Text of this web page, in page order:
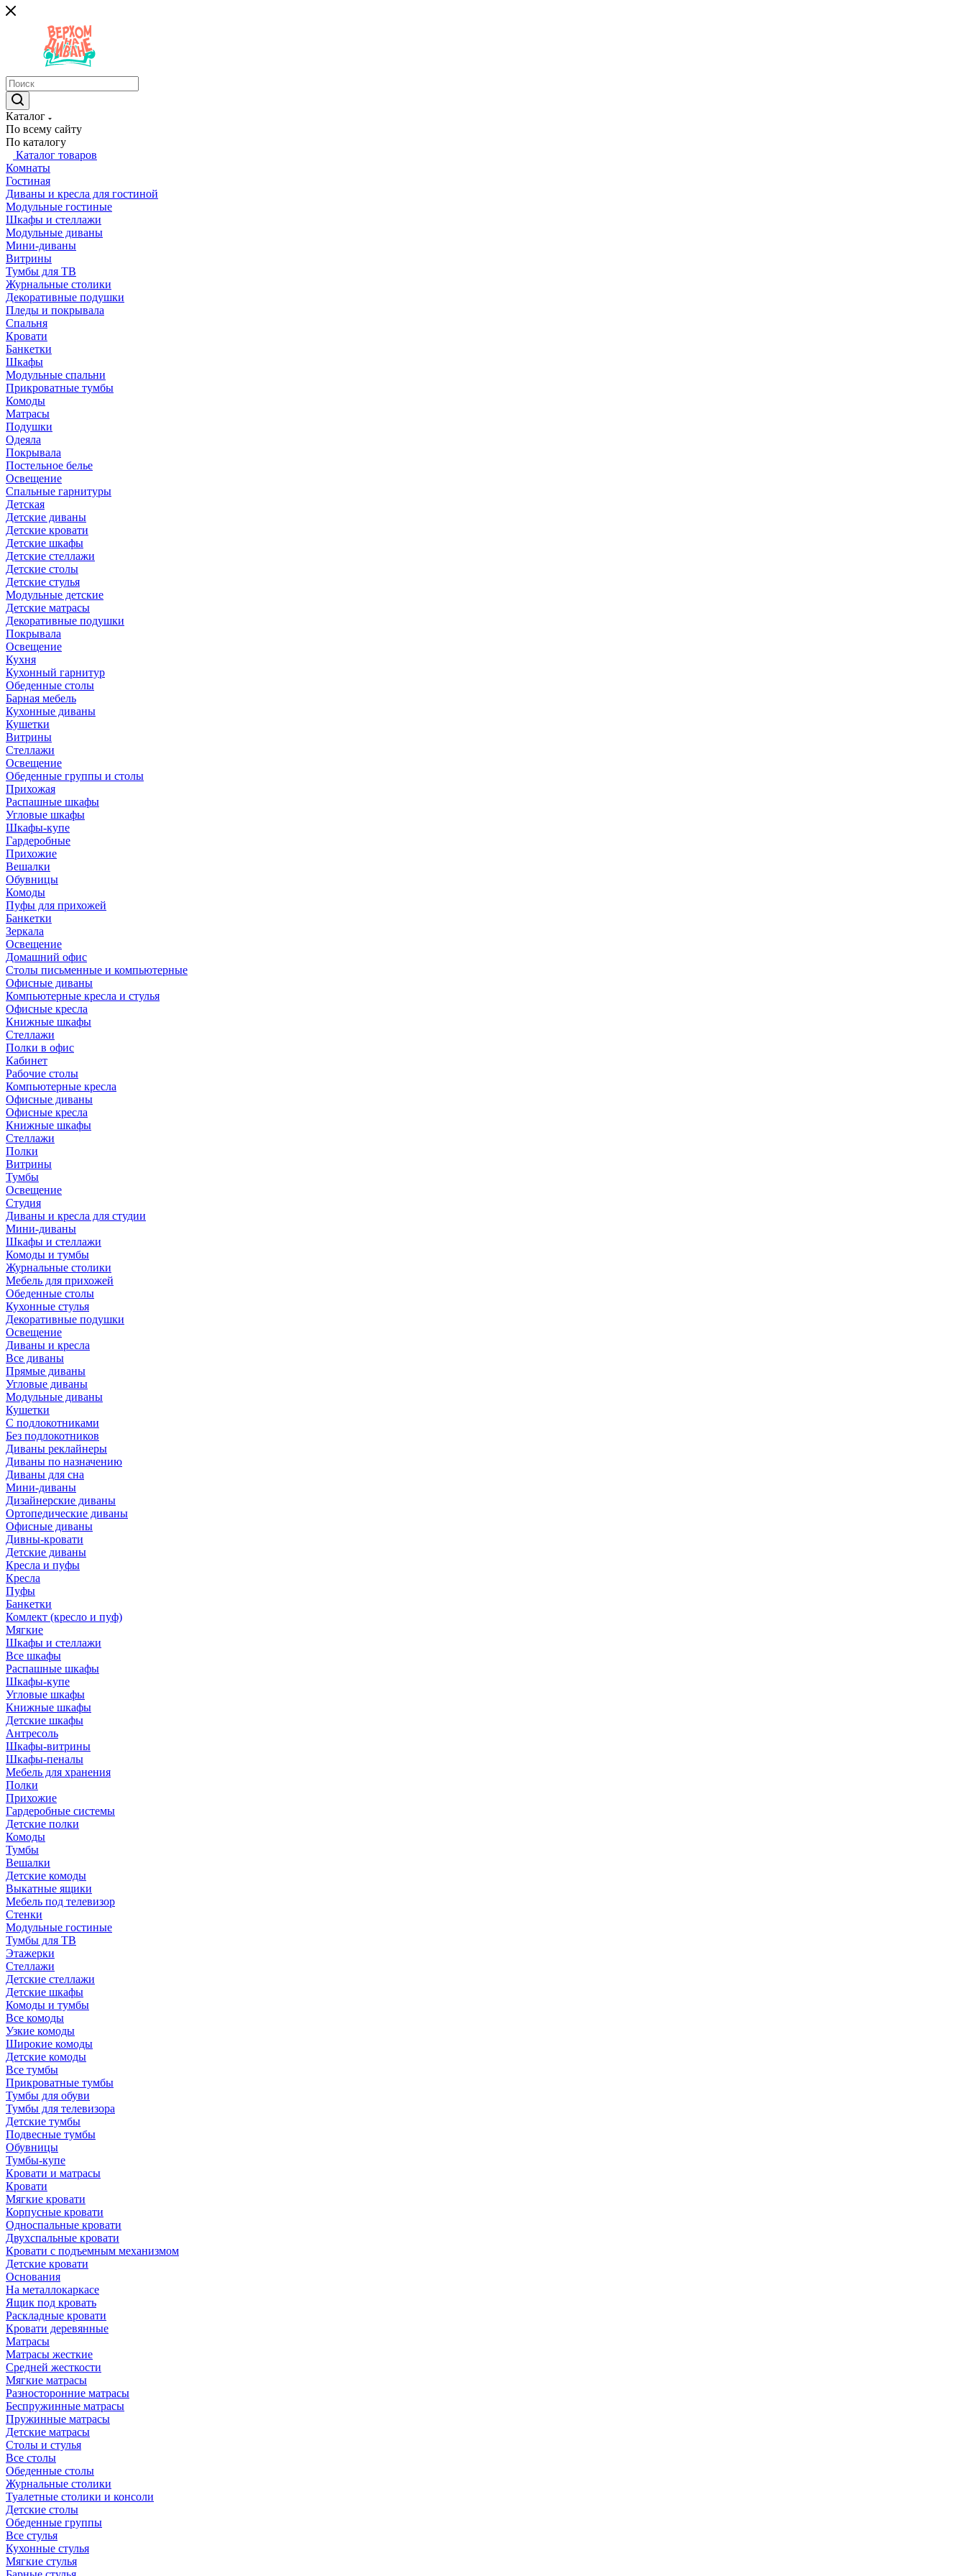
Каталог
По всему сайту
По каталогу
Каталог товаров
Комнаты
Гостиная
Диваны и кресла для гостиной
Модульные гостиные
Шкафы и стеллажи
Модульные диваны
Мини-диваны
Витрины
Тумбы для ТВ
Журнальные столики
Декоративные подушки
Пледы и покрывала
Спальня
Кровати
Банкетки
Шкафы
Модульные спальни
Прикроватные тумбы
Комоды
Матрасы
Подушки
Одеяла
Покрывала
Постельное белье
Освещение
Спальные гарнитуры
Детская
Детские диваны
Детские кровати
Детские шкафы
Детские стеллажи
Детские столы
Детские стулья
Модульные детские
Детские матрасы
Декоративные подушки
Покрывала
Освещение
Кухня
Кухонный гарнитур
Обеденные столы
Барная мебель
Кухонные диваны
Кушетки
Витрины
Стеллажи
Освещение
Обеденные группы и столы
Прихожая
Распашные шкафы
Угловые шкафы
Шкафы-купе
Гардеробные
Прихожие
Вешалки
Обувницы
Комоды
Пуфы для прихожей
Банкетки
Зеркала
Освещение
Домашний офис
Столы письменные и компьютерные
Офисные диваны
Компьютерные кресла и стулья
Офисные кресла
Книжные шкафы
Стеллажи
Полки в офис
Кабинет
Рабочие столы
Компьютерные кресла
Офисные диваны
Офисные кресла
Книжные шкафы
Стеллажи
Полки
Витрины
Тумбы
Освещение
Студия
Диваны и кресла для студии
Мини-диваны
Шкафы и стеллажи
Комоды и тумбы
Журнальные столики
Мебель для прихожей
Обеденные столы
Кухонные стулья
Декоративные подушки
Освещение
Диваны и кресла
Все диваны
Прямые диваны
Угловые диваны
Модульные диваны
Кушетки
С подлокотниками
Без подлокотников
Диваны реклайнеры
Диваны по назначению
Диваны для сна
Мини-диваны
Дизайнерские диваны
Ортопедические диваны
Офисные диваны
Дивны-кровати
Детские диваны
Кресла и пуфы
Кресла
Пуфы
Банкетки
Комлект (кресло и пуф)
Мягкие
Шкафы и стеллажи
Все шкафы
Распашные шкафы
Шкафы-купе
Угловые шкафы
Книжные шкафы
Детские шкафы
Антресоль
Шкафы-витрины
Шкафы-пеналы
Мебель для хранения
Полки
Прихожие
Гардеробные системы
Детские полки
Комоды
Тумбы
Вешалки
Детские комоды
Выкатные ящики
Мебель под телевизор
Стенки
Модульные гостиные
Тумбы для ТВ
Этажерки
Стеллажи
Детские стеллажи
Детские шкафы
Комоды и тумбы
Все комоды
Узкие комоды
Широкие комоды
Детские комоды
Все тумбы
Прикроватные тумбы
Тумбы для обуви
Тумбы для телевизора
Детские тумбы
Подвесные тумбы
Обувницы
Тумбы-купе
Кровати и матрасы
Кровати
Мягкие кровати
Корпусные кровати
Односпальные кровати
Двухспальные кровати
Кровати с подъемным механизмом
Детские кровати
Основания
На металлокаркасе
Ящик под кровать
Раскладные кровати
Кровати деревянные
Матрасы
Матрасы жесткие
Средней жесткости
Мягкие матрасы
Разносторонние матрасы
Беспружинные матрасы
Пружинные матрасы
Детские матрасы
Столы и стулья
Все столы
Обеденные столы
Журнальные столики
Туалетные столики и консоли
Детские столы
Обеденные группы
Все стулья
Кухонные стулья
Мягкие стулья